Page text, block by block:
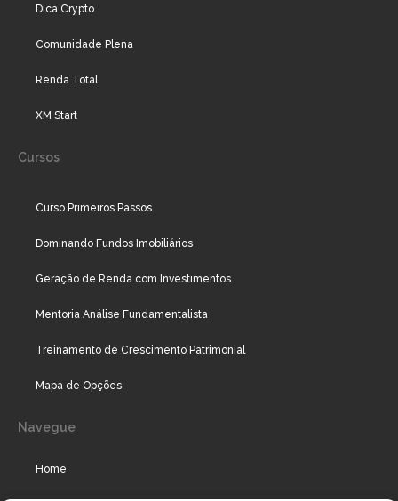
Dica Crypto
Comunidade Plena
Renda Total
XM Start
Cursos
Curso Primeiros Passos
Dominando Fundos Imobiliários
Geração de Renda com Investimentos
Mentoria Análise Fundamentalista
Treinamento de Crescimento Patrimonial
Mapa de Opções
Navegue
Home